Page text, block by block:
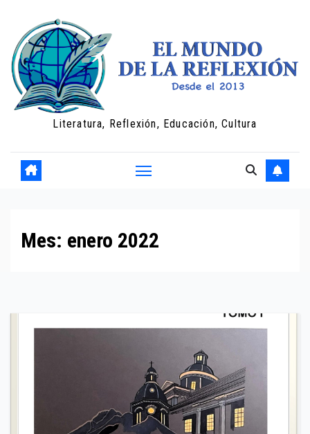
contenido
Literatura, Reflexión, Educación, Cultura
Mes: enero 2022